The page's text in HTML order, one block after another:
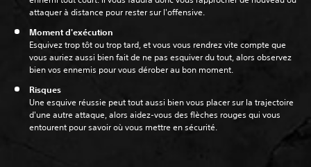
attaquer à distance pour rester sur l'offensive.
Moment d'exécution
Esquivez trop tôt ou trop tard, et vous vous rendrez vite compte que
vous auriez aussi bien fait de ne pas esquiver du tout, alors observez
bien vos ennemis pour vous dérober au bon moment.
Risques
Une esquive réussie peut tout aussi bien vous placer sur la trajectoire
d'une autre attaque, alors aidez-vous des flèches rouges qui vous
entourent pour savoir où vous mettre en sécurité.